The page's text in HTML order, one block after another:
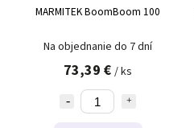
MARMITEK BoomBoom 100
Na objednanie do 7 dní
73,39 € / ks